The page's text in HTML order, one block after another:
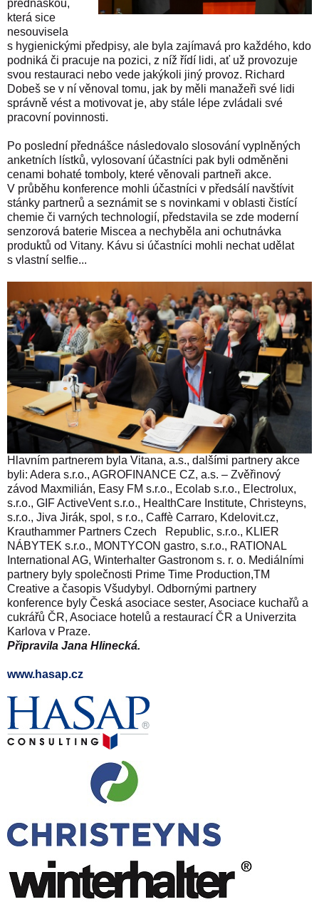
přednáškou,
která sice
nesouvisela
s hygienickými předpisy, ale byla zajímavá pro každého, kdo
podniká či pracuje na pozici, z níž řídí lidi, ať už provozuje
svou restauraci nebo vede jakýkoli jiný provoz. Richard
Dobeš se v ní věnoval tomu, jak by měli manažeři své lidi
správně vést a motivovat je, aby stále lépe zvládali své
pracovní povinnosti.
Po poslední přednášce následovalo slosování vyplněných
anketních lístků, vylosovaní účastníci pak byli odměněni
cenami bohaté tomboly, které věnovali partneři akce.
V průběhu konference mohli účastníci v předsálí navštívit
stánky partnerů a seznámit se s novinkami v oblasti čistící
chemie či varných technologií, představila se zde moderní
senzorová baterie Miscea a nechyběla ani ochutnávka
produktů od Vitany. Kávu si účastníci mohli nechat udělat
s vlastní selfie...
Hlavním partnerem byla Vitana, a.s., dalšími partnery akce
byli: Adera s.r.o., AGROFINANCE CZ, a.s. – Zvěřinový
závod Maxmilián, Easy FM s.r.o., Ecolab s.r.o., Electrolux,
s.r.o., GIF ActiveVent s.r.o., HealthCare Institute, Christeyns,
s.r.o., Jiva Jirák, spol, s r.o., Caffè Carraro, Kdelovit.cz,
Krauthammer Partners Czech Republic, s.r.o., KLIER
NÁBYTEK s.r.o., MONTYCON gastro, s.r.o., RATIONAL
International AG, Winterhalter Gastronom s. r. o. Mediálními
partnery byly společnosti Prime Time Production,TM
Creative a časopis Všudybyl. Odbornými partnery
konference byly Česká asociace sester, Asociace kuchařů a
cukrářů ČR, Asociace hotelů a restaurací ČR a Univerzita
Karlova v Praze.
Připravila Jana Hlinecká.
www.hasap.cz